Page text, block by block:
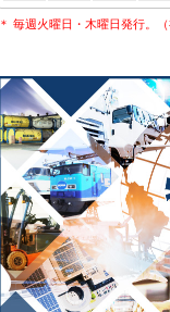
＊ 毎週火曜日・木曜日発行。（